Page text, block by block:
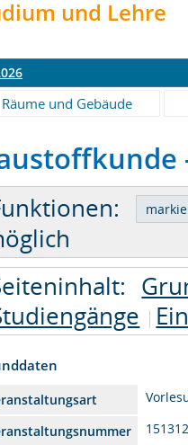
und Lehre
Räume und Gebäude